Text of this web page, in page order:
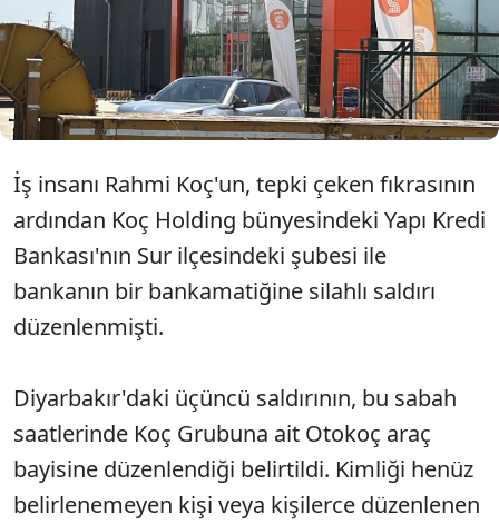
Holding iştiraki olan Yapı Kredi'nin İstanbul
Esenyurt şubesinde de sabah saatlerinde silahlı
saldırı meydana geldi.
İş insanı Rahmi Koç'un, tepki çeken fıkrasının
ardından Koç Holding bünyesindeki Yapı Kredi
Bankası'nın Sur ilçesindeki şubesi ile
bankanın bir bankamatiğine silahlı saldırı
düzenlenmişti.
Diyarbakır'daki üçüncü saldırının, bu sabah
saatlerinde Koç Grubuna ait Otokoç araç
bayisine düzenlendiği belirtildi. Kimliği henüz
belirlenemeyen kişi veya kişilerce düzenlenen